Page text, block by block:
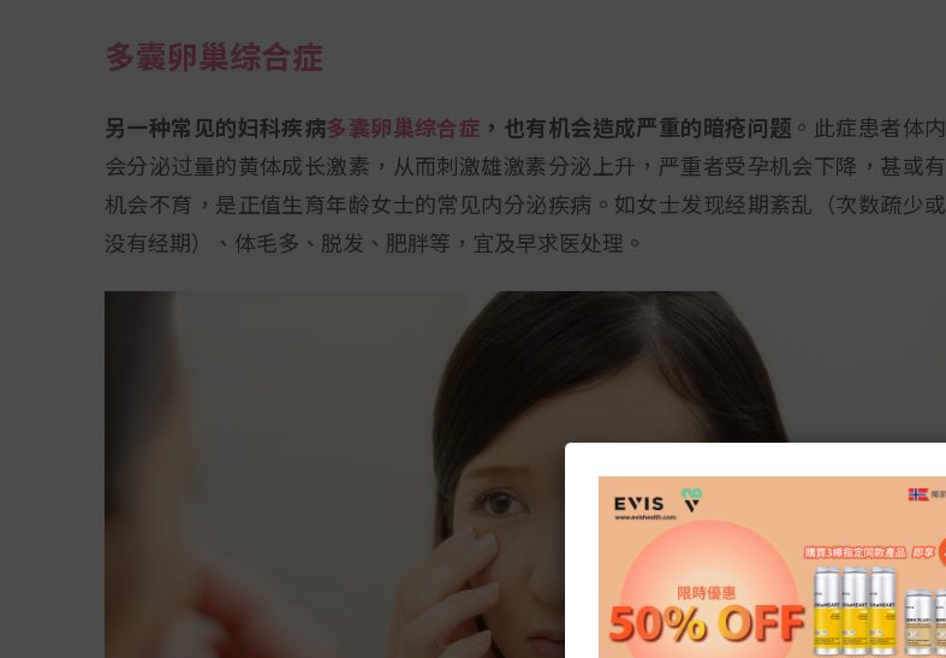
多囊卵巢综合症
另一种常见的妇科疾病多囊卵巢综合症 ，也有机会造成严重的暗疮问题 。此症患者体内
会分泌过量的黄体成长激素，从而刺激雄激素分泌上升，严重者受孕机会下降，甚或有
机会不育，是正值生育年龄女士的常见内分泌疾病。如女士发现经期紊乱（次数疏少或
没有经期）、体毛多、脱发、肥胖等，宜及早求医处理。